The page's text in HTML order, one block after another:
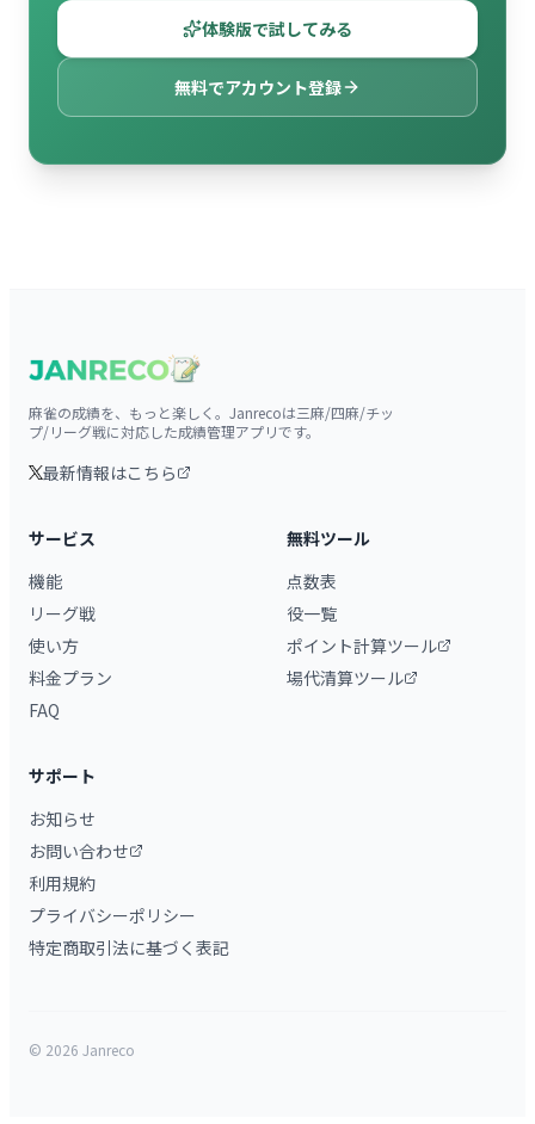
体験版で試してみる
無料でアカウント登録
麻雀の成績を、もっと楽しく。Janrecoは三麻/四麻/チッ
プ/リーグ戦に対応した成績管理アプリです。
最新情報はこちら
サービス
機能
リーグ戦
使い方
料金プラン
FAQ
無料ツール
点数表
役一覧
ポイント計算ツール
場代清算ツール
サポート
お知らせ
お問い合わせ
利用規約
プライバシーポリシー
特定商取引法に基づく表記
© 2026 Janreco